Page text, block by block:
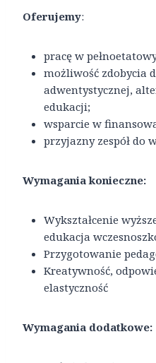
Oferujemy:
pracę w
możliwość zdobycia
adwentystycznej,
edukacji;
wsparcie w
przyjazny zespół do
Wymagania konieczne:
Wykształcenie
edukacja
Przygotowanie
Kreatywność,
elastyczność
Wymagania dodatkowe: